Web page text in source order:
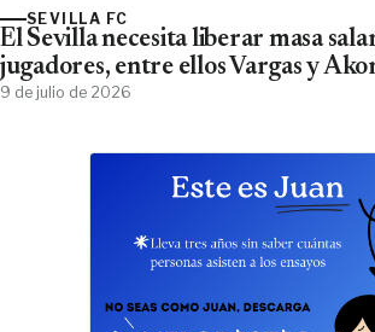
SEVILLA FC
El Sevilla necesita liberar masa
jugadores, entre ellos Vargas y
9 de julio de 2026